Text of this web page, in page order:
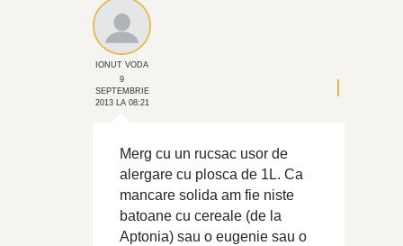
IONUT VODA
9
SEPTEMBRIE
2013 LA 08:21
Merg cu un rucsac usor de
alergare cu plosca de 1L. Ca
mancare solida am fie niste
batoane cu cereale (de la
Aptonia) sau o eugenie sau o